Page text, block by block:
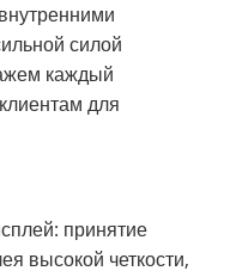
силой
каждый
для
принятие
высокой четкости,